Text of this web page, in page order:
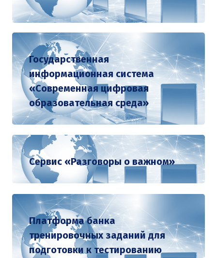
Государственная
информационная система
«Современная цифровая
образовательная среда»
Сервис «Разговоры о важном»
Платформа банка
тренировочных заданий для
подготовки к тестированию